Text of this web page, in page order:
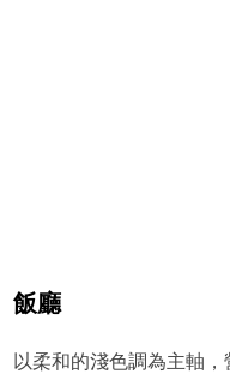
飯廳
以柔和的淺色調為主軸